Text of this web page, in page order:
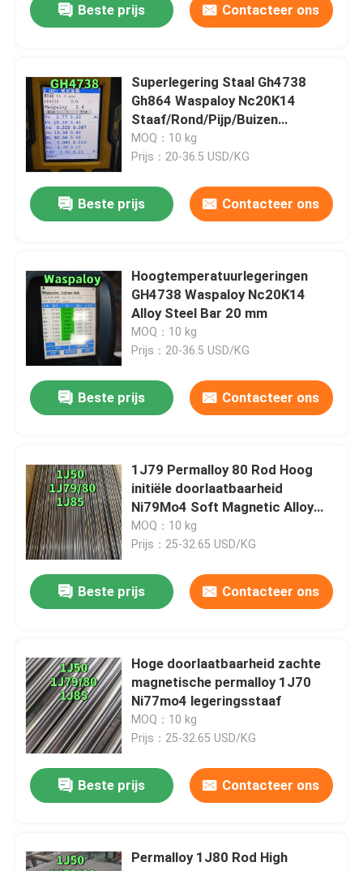
Producten
Video's
Over ons
Kwaliteitscontrole
Neem contact met ons op
Nieuws
Vraag een offerte
Koudgewalst Roestvrij staalblad
Warmgewalste Roestvrij staalplaat
de rol van de roestvrij staalstrook
Roestvrij staal Gelaste Buis
Roestvrij staal Naadloze Buis
Roestvrij staal Ronde Bar
Beste prijs Contacteer ons
Superlegering Staal Gh4738
Gh864 Waspaloy Nc20K14
Staaf/Rond/Pijp/Buizen
Oxidatie- en
Corrosiebestendigheid
MOQ：10 kg
Prijs：20-36.5 USD/KG
Beste prijs Contacteer ons
Hoogtemperatuurlegeringen
GH4738 Waspaloy Nc20K14
Alloy Steel Bar 20 mm
MOQ：10 kg
Prijs：20-36.5 USD/KG
Beste prijs Contacteer ons
1J79 Permalloy 80 Rod Hoog
initiële doorlaatbaarheid
Ni79Mo4 Soft Magnetic Alloy
Bar
MOQ：10 kg
Prijs：25-32.65 USD/KG
Beste prijs Contacteer ons
Hoge doorlaatbaarheid zachte
magnetische permalloy 1J70
Ni77mo4 legeringsstaaf
MOQ：10 kg
Prijs：25-32.65 USD/KG
Beste prijs Contacteer ons
Permalloy 1J80 Rod High